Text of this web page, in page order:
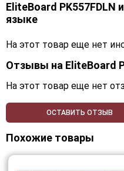
EliteBoard PK557FDLN
языке
На этот товар еще нет
Отзывы на EliteBoard
На этот товар еще нет
ОСТАВИТЬ ОТЗЫВ
Похожие товары